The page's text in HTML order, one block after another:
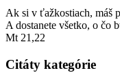
Ak si v ťažkostiach, máš
A dostanete všetko, o čo
Mt 21,22
Citáty kategórie